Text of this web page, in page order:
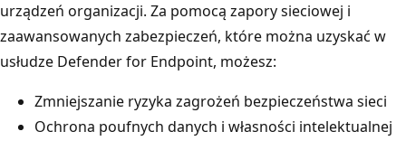
urządzeń organizacji. Za pomocą zapory sieciowej i
zaawansowanych zabezpieczeń, które można uzyskać w
usłudze Defender for Endpoint, możesz:
Zmniejszanie ryzyka zagrożeń bezpieczeństwa sieci
Ochrona poufnych danych i własności intelektualnej